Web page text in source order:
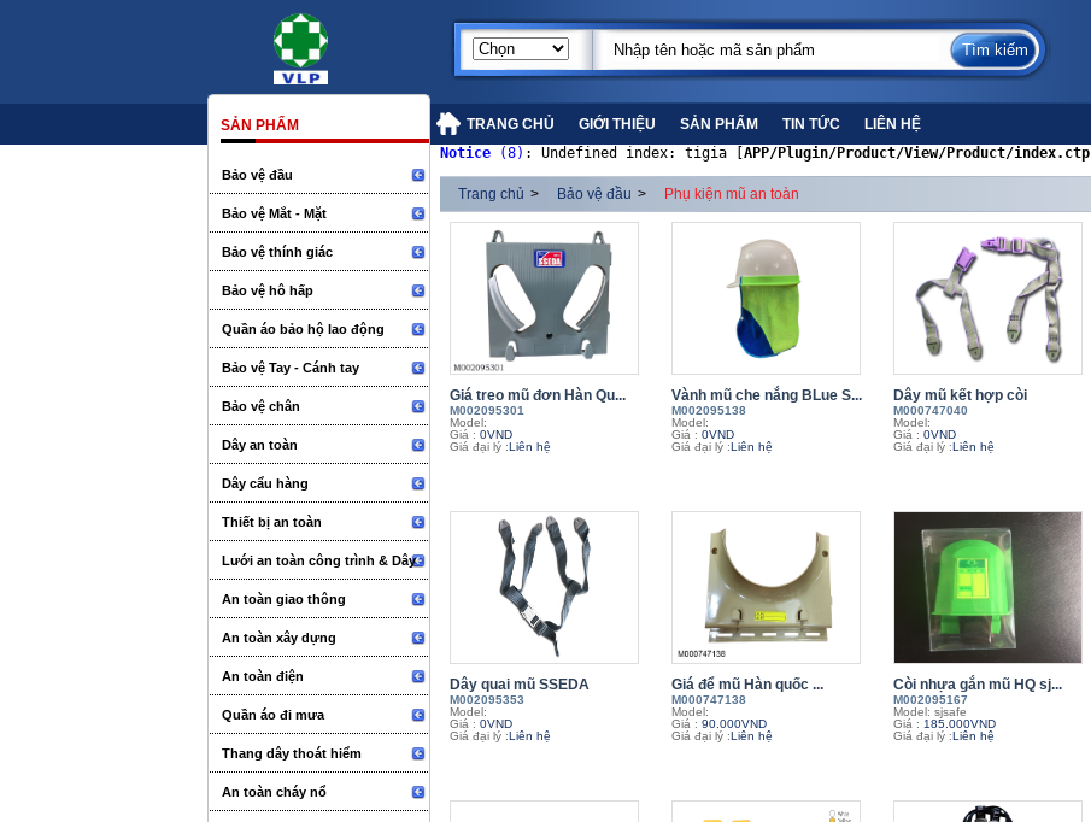
TRANG CHỦ GIỚI THIỆU SẢN PHẨM TIN TỨC LIÊN HỆ
SẢN PHẨM
Bảo vệ đầu
Bảo vệ Mắt - Mặt
Bảo vệ thính giác
Bảo vệ hô hấp
Quần áo bảo hộ lao động
Bảo vệ Tay - Cánh tay
Bảo vệ chân
Dây an toàn
Dây cẩu hàng
Thiết bị an toàn
Lưới an toàn công trình & Dây
An toàn giao thông
An toàn xây dựng
An toàn điện
Quần áo đi mưa
Thang dây thoát hiểm
An toàn cháy nổ
Notice (8) : Undefined index: tigia [ APP/Plugin/Product/View/Product/index.ctp
Trang chủ > Bảo vệ đầu > Phụ kiện mũ an toàn
Giá treo mũ đơn Hàn Qu...
M002095301
Model:
Giá : 0VND
Giá đại lý :Liên hệ
Vành mũ che nắng BLue S...
M002095138
Model:
Giá : 0VND
Giá đại lý :Liên hệ
Dây mũ kết hợp còi
M000747040
Model:
Giá : 0VND
Giá đại lý :Liên hệ
Dây quai mũ SSEDA
M002095353
Model:
Giá : 0VND
Giá đại lý :Liên hệ
Giá để mũ Hàn quốc ...
M000747138
Model:
Giá : 90.000VND
Giá đại lý :Liên hệ
Còi nhựa gắn mũ HQ sj...
M002095167
Model: sjsafe
Giá : 185.000VND
Giá đại lý :Liên hệ